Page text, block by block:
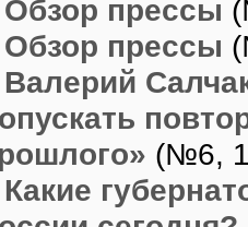
Обзор прессы
Обзор прессы
Валерий
(№6,
Какие